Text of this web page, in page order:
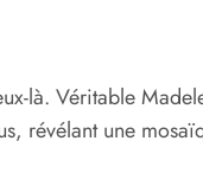
là. Véritable
révélant une